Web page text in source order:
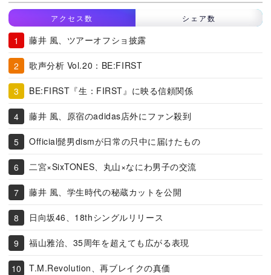
アクセス数 シェア数
藤井 風、ツアーオフショ披露
歌声分析 Vol.20：BE:FIRST
BE:FIRST『生：FIRST』に映る信頼関係
藤井 風、原宿のadidas店外にファン殺到
Official髭男dismが日常の只中に届けたもの
二宮×SixTONES、丸山×なにわ男子の交流
藤井 風、学生時代の秘蔵カットを公開
日向坂46、18thシングルリリース
福山雅治、35周年を超えても広がる表現
T.M.Revolution、再ブレイクの真価